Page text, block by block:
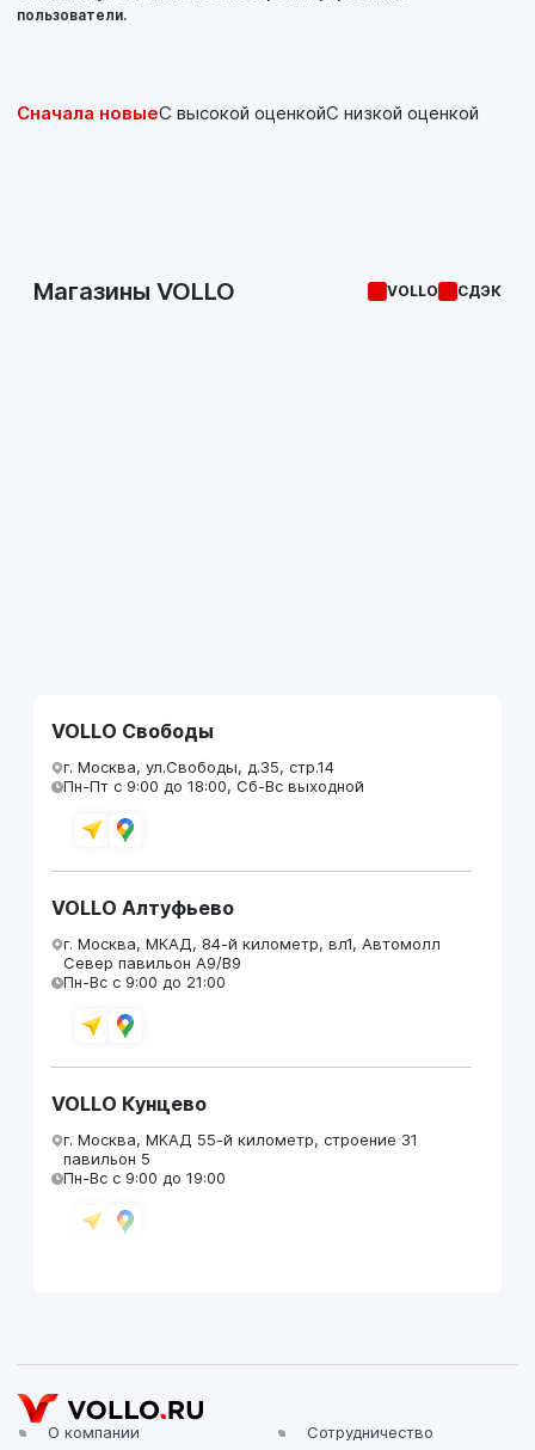
пользователи.
Сначала новыеС высокой оценкойС низкой оценкой
Магазины VOLLO VOLLO СДЭК
VOLLO Свободы
г. Москва, ул.Свободы, д.35, стр.14
Пн-Пт с 9:00 до 18:00, Сб-Вс выходной
VOLLO Алтуфьево
г. Москва, МКАД, 84-й километр, вл1, Автомолл
Север павильон А9/В9
Пн-Вс с 9:00 до 21:00
VOLLO Кунцево
г. Москва, МКАД 55-й километр, строение 31
павильон 5
Пн-Вс с 9:00 до 19:00
О компании
Сотрудничество